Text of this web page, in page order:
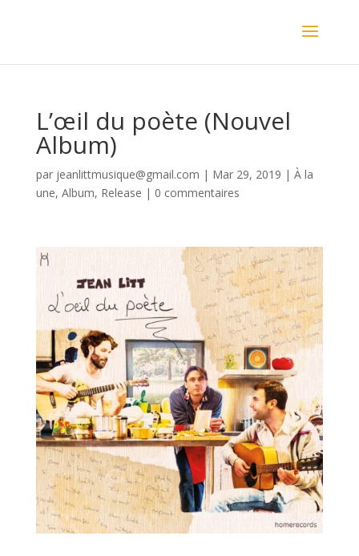
L’œil du poète (Nouvel
Album)
par jeanlittmusique@gmail.com | Mar 29, 2019 | À la
une, Album, Release | 0 commentaires